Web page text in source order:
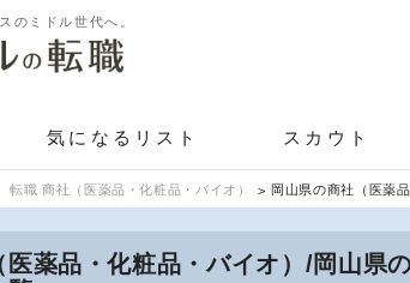
のミドル世代へ。
気になるリスト スカウト
転職 商社（医薬品・化粧品・バイオ） 岡山県の商社（医薬
医薬品・化粧品・バイオ）/岡山県